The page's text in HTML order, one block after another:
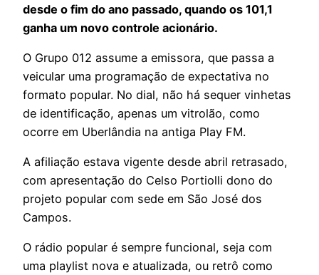
desde o fim do ano passado, quando os 101,1
ganha um novo controle acionário.
O Grupo 012 assume a emissora, que passa a
veicular uma programação de expectativa no
formato popular. No dial, não há sequer vinhetas
de identificação, apenas um vitrolão, como
ocorre em Uberlândia na antiga Play FM.
A afiliação estava vigente desde abril retrasado,
com apresentação do Celso Portiolli dono do
projeto popular com sede em São José dos
Campos.
O rádio popular é sempre funcional, seja com
uma playlist nova e atualizada, ou retrô como